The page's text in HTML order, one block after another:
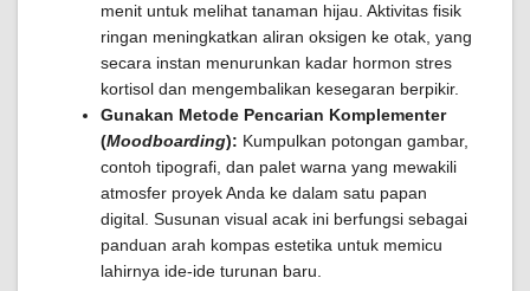
menit untuk melihat tanaman hijau. Aktivitas fisik
ringan meningkatkan aliran oksigen ke otak, yang
secara instan menurunkan kadar hormon stres
kortisol dan mengembalikan kesegaran berpikir.
Gunakan Metode Pencarian Komplementer
(Moodboarding): Kumpulkan potongan gambar,
contoh tipografi, dan palet warna yang mewakili
atmosfer proyek Anda ke dalam satu papan
digital. Susunan visual acak ini berfungsi sebagai
panduan arah kompas estetika untuk memicu
lahirnya ide-ide turunan baru.